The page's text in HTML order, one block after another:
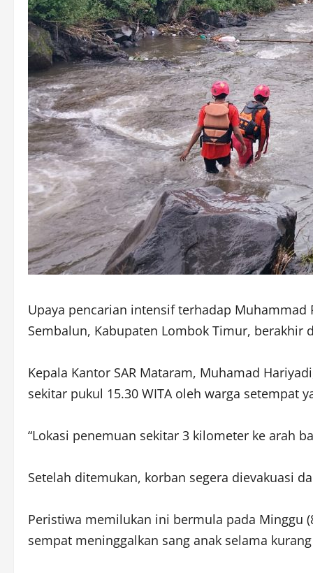
Upaya pencarian intensif terhadap Muhammad
Sembalun, Kabupaten Lombok Timur, berakhir
Kepala Kantor SAR Mataram, Muhamad
sekitar pukul 15.30 WITA oleh warga setempat
“Lokasi penemuan sekitar 3 kilometer ke arah
Setelah ditemukan, korban segera dievakuasi
Peristiwa memilukan ini bermula pada Minggu
sempat meninggalkan sang anak selama